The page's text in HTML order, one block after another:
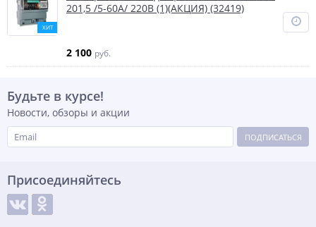
ХИТ
201,5 /5-60А/ 220В (1)(АКЦИЯ) (32419)
2 100 руб.
Будьте в курсе!
Новости, обзоры и акции
ПОДПИСАТЬСЯ
Присоединяйтесь